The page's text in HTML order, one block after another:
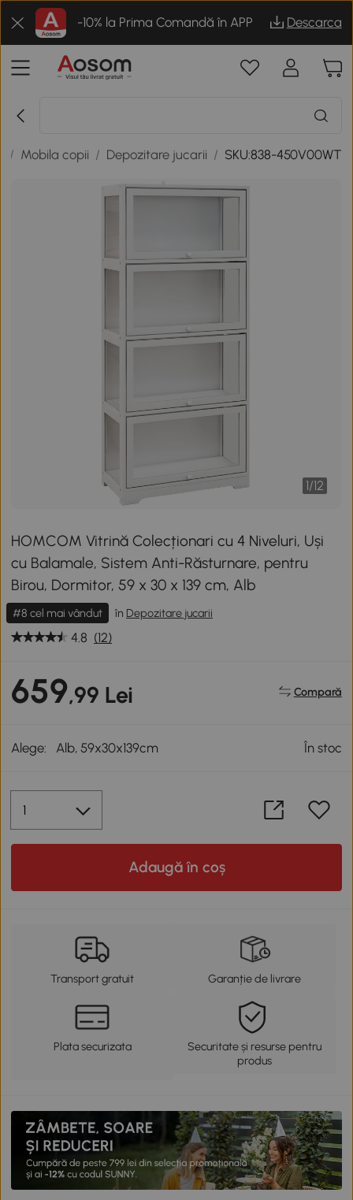
-10% la Prima Comandă în APP Descarca
/ Mobila copii / Depozitare jucarii / SKU:838-450V00WT
1/12
HOMCOM Vitrină Colecționari cu 4 Niveluri, Uși
cu Balamale, Sistem Anti-Răsturnare, pentru
Birou, Dormitor, 59 x 30 x 139 cm, Alb
#8 cel mai vândut în Depozitare jucarii
4.8 (12)
659,99 Lei Compară
Alege: Alb, 59x30x139cm În stoc
Adaugă în coș
Transport gratuit Garanție de livrare
Plata securizata
Securitate și resurse pentru
produs